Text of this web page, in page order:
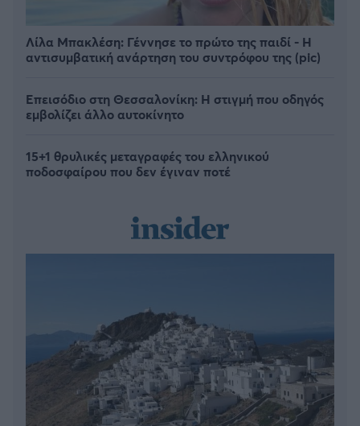
Λίλα Μπακλέση: Γέννησε το πρώτο της παιδί - Η
αντισυμβατική ανάρτηση του συντρόφου της (pic)
Επεισόδιο στη Θεσσαλονίκη: Η στιγμή που οδηγός
εμβολίζει άλλο αυτοκίνητο
15+1 θρυλικές μεταγραφές του ελληνικού
ποδοσφαίρου που δεν έγιναν ποτέ